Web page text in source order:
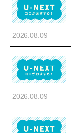
2026.08.09
2026.08.09